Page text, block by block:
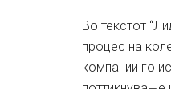
Во текстот
процес на
компании го